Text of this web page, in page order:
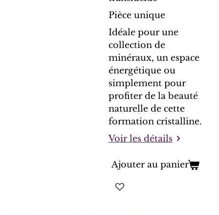
Pièce unique
Idéale pour une
collection de
minéraux, un espace
énergétique ou
simplement pour
profiter de la beauté
naturelle de cette
formation cristalline.
Voir les détails
Ajouter au panier